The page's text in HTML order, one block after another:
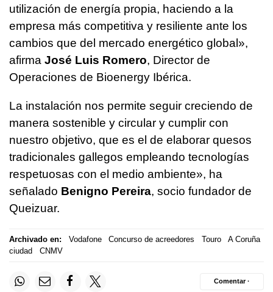
utilización de energía propia, haciendo a la
empresa más competitiva y resiliente ante los
cambios que del mercado energético global»,
afirma José Luis Romero, Director de
Operaciones de Bioenergy Ibérica.
La instalación nos permite seguir creciendo de
manera sostenible y circular y cumplir con
nuestro objetivo, que es el de elaborar quesos
tradicionales gallegos empleando tecnologías
respetuosas con el medio ambiente», ha
señalado Benigno Pereira, socio fundador de
Queizuar.
Archivado en: Vodafone Concurso de acreedores Touro
A Coruña
ciudad
CNMV
Comentar ·